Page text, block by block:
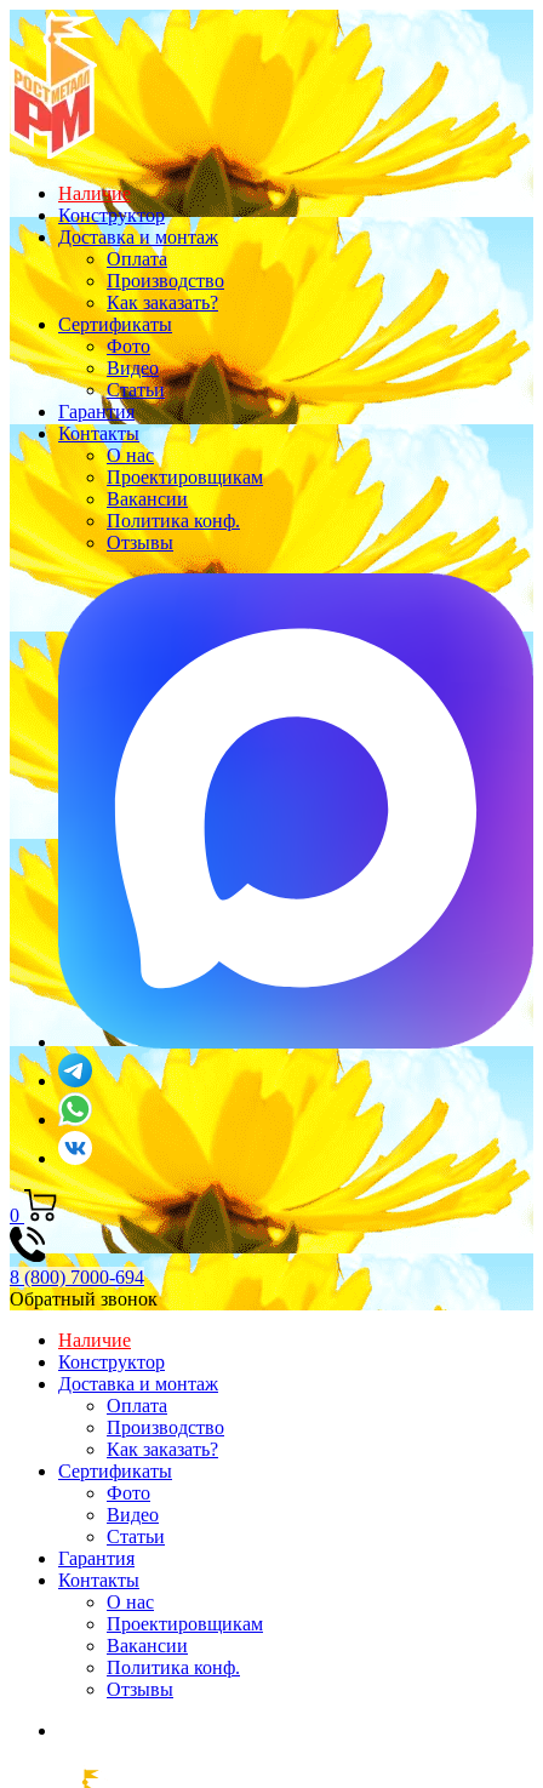
Наличие
Конструктор
Доставка и монтаж
Оплата
Производство
Как заказать?
Сертификаты
Фото
Видео
Статьи
Гарантия
Контакты
О нас
Проектировщикам
Вакансии
Политика конф.
Отзывы
0
8 (800) 7000-694
Обратный звонок
Наличие
Конструктор
Доставка и монтаж
Оплата
Производство
Как заказать?
Сертификаты
Фото
Видео
Статьи
Гарантия
Контакты
О нас
Проектировщикам
Вакансии
Политика конф.
Отзывы